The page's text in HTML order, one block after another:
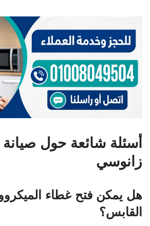
أسئلة شائعة حول
زانوسي
هل يمكن فتح غطاء
القابس؟